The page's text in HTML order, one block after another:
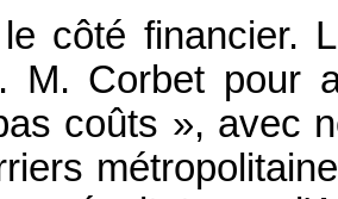
côté financier.
M. Corbet pour
coûts », avec